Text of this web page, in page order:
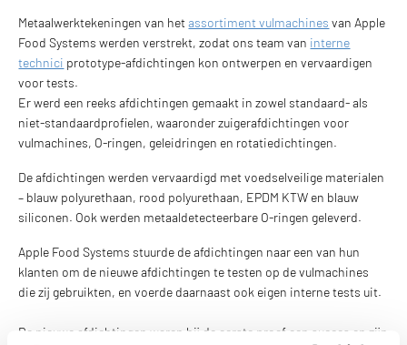
Metaalwerktekeningen van hetassortiment vulmachines van Apple
Food Systems werden verstrekt, zodat ons team van interne
technici prototype-afdichtingen kon ontwerpen en vervaardigen
voor tests.
Er werd een reeks afdichtingen gemaakt in zowel standaard- als
niet-standaardprofielen, waaronder zuigerafdichtingen voor
vulmachines, O-ringen, geleidringen en rotatiedichtingen.
De afdichtingen werden vervaardigd met voedselveilige materialen
– blauw polyurethaan, rood polyurethaan, EPDM KTW en blauw
siliconen. Ook werden metaaldetecteerbare O-ringen geleverd.
Apple Food Systems stuurde de afdichtingen naar een van hun
klanten om de nieuwe afdichtingen te testen op de vulmachines
die zij gebruikten, en voerde daarnaast ook eigen interne tests uit.
De nieuwe afdichtingen waren bij de eerste proef een succes en zijn